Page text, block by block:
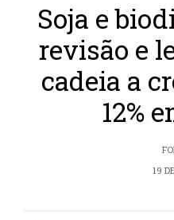
Soja e
revisão e
cadeia a
12%
19